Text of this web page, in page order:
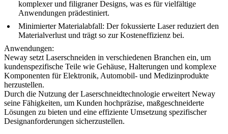
komplexer und filigraner Designs, was es für vielfältige
Anwendungen prädestiniert.
Minimierter Materialabfall: Der fokussierte Laser reduziert den
Materialverlust und trägt so zur Kosteneffizienz bei.
Anwendungen:
Neway setzt Laserschneiden in verschiedenen Branchen ein, um
kundenspezifische Teile wie Gehäuse, Halterungen und komplexe
Komponenten für Elektronik, Automobil- und Medizinprodukte
herzustellen.
Durch die Nutzung der Laserschneidtechnologie erweitert Neway
seine Fähigkeiten, um Kunden hochpräzise, maßgeschneiderte
Lösungen zu bieten und eine effiziente Umsetzung spezifischer
Designanforderungen sicherzustellen.